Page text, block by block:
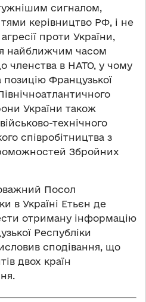
сигналом,
керівництво РФ, і не
проти України,
найближчим часом
членства в НАТО, у чому
позицію Французької
України також
технічного
співробітництва з
Збройних
Посол
в Україні Етьєн де
отриману інформацію
Республіки
сподівання, що
двох країн